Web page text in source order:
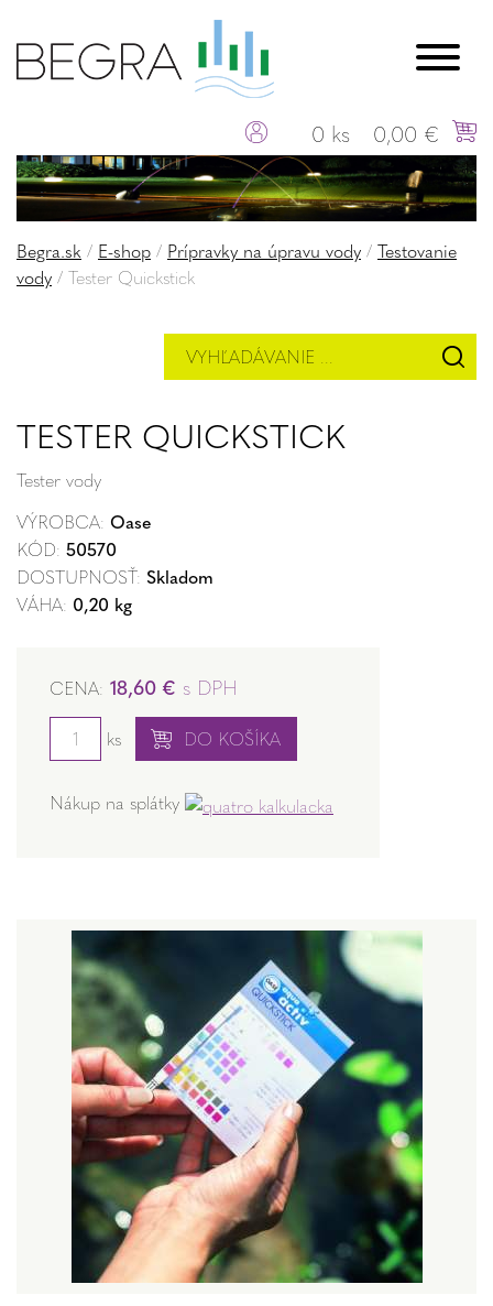
0 ks 0,00 €
Begra.sk / E-shop / Prípravky na úpravu vody / Testovanie
vody / Tester Quickstick
TESTER QUICKSTICK
Tester vody
VÝROBCA: Oase
KÓD: 50570
DOSTUPNOSŤ: Skladom
VÁHA: 0,20 kg
CENA: 18,60 € s DPH
ks DO KOŠÍKA
Nákup na splátky